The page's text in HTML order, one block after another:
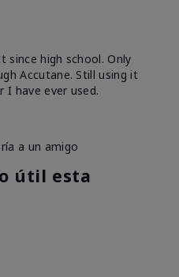
since high school. Only
Accutane. Still using it
I have ever used.
a un amigo
útil esta